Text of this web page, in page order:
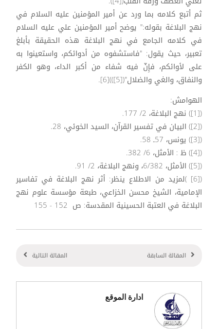
ثم أتبع كلامه بما ورد عن أمير المؤمنين عليه السلام في
نهج البلاغة بقوله:" يوضح أمير المؤمنين علي عليه السلام
في كلامه الجامع في نهج البلاغة هذه الحقيقة بأبلغ
تعبير، حيث يقول: "فاستشفوه من أدوائكم، واستعينوا به
على لأوائكم، فإِنّ فيه شفاء من أكبر الداء، وهو الكفر
والنفاق، والغي والضلال"([5]))[6].
الهوامش:
([1]) نهج البلاغة، 2/ 177.
([2]) البيان في تفسير القرآن، السيد الخوئي، 28.
([3]) يونس، 57ـ 58.
([4]) ظ : الأمثل، 6/ 382.
([5]) الأمثل، 6/382، ونهج البلاغة، 2/ 91.
([6] )لمزيد من الاطلاع ينظر: أثر نهج البلاغة في تفاسير
الإمامية، الشيخ محسن الخزاعي، طبعة مؤسسة علوم نهج
البلاغة في العتبة الحسينية المقدسة: ص 152 - 155
المقالة السابقة المقالة التالية
ادارة الموقع